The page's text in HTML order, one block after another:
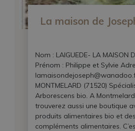
La maison de
Nom : LAIGUEDE- LA MAISON
Prénom : Philippe et Sylvie
MONTMELARD (71520)
Arborescens bio. A
trouverez aussi une boutique
produits alimentaires bio et des
compléments alimentaires.